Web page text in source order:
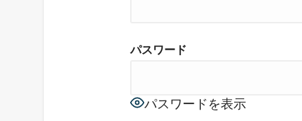
パスワード
パスワードを表示